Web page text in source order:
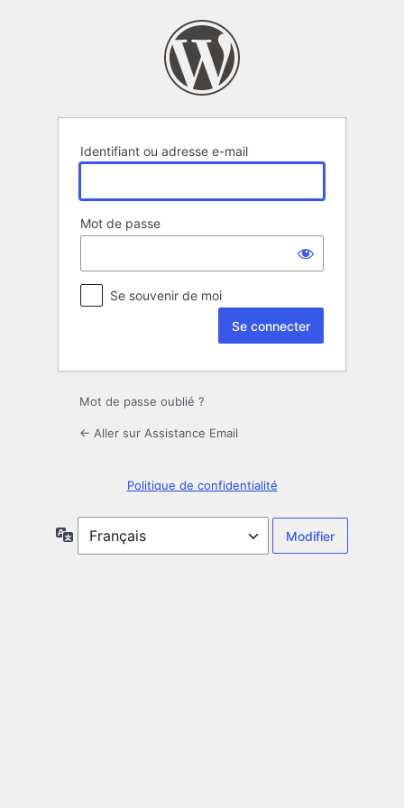
Identifiant ou adresse e-mail
Mot de passe
Se souvenir de moi
Mot de passe oublié ?
← Aller sur Assistance Email
Politique de confidentialité
Langue